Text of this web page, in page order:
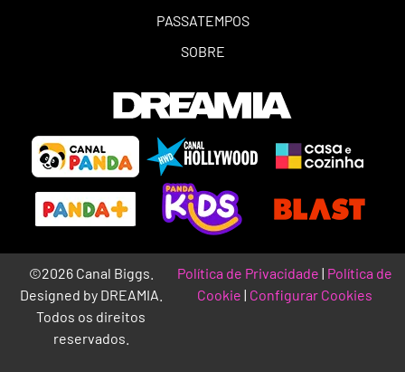
PASSATEMPOS
SOBRE
©2026 Canal Biggs.
Designed by DREAMIA.
Todos os direitos
reservados.
Política de Privacidade | Política de
Cookie | Configurar Cookies